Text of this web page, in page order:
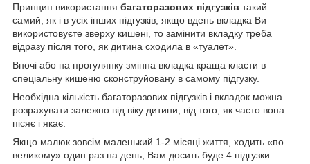
Принцип використання багаторазових підгузків такий
самий, як і в усіх інших підгузків, якщо вдень вкладка Ви
використовуєте зверху кишені, то замінити вкладку треба
відразу після того, як дитина сходила в «туалет».
Вночі або на прогулянку змінна вкладка краща класти в
спеціальну кишеню сконструйовану в самому підгузку.
Необхідна кількість багаторазових підгузків і вкладок можна
розрахувати залежно від віку дитини, від того, як часто вона
пісяє і якає.
Якщо малюк зовсім маленький 1-2 місяці життя, ходить «по
великому» один раз на день, Вам досить буде 4 підгузки.